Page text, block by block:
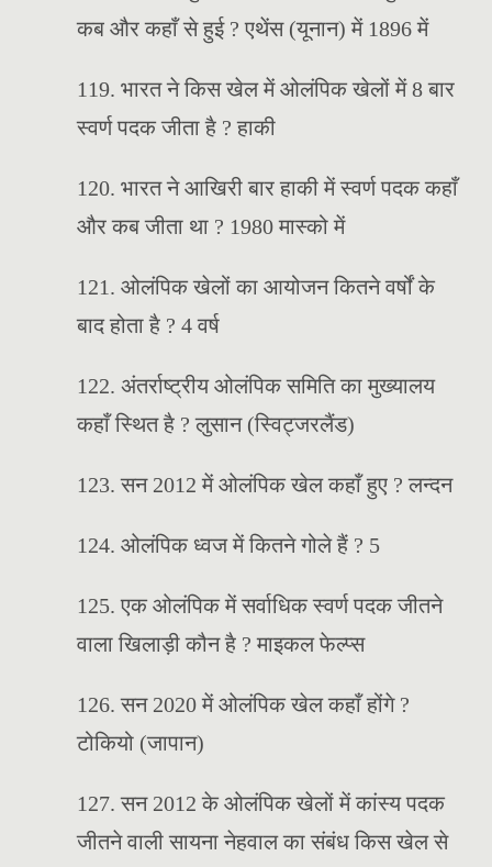
कब और कहाँ से हुई ? एथेंस (यूनान) में 1896 में
119. भारत ने किस खेल में ओलंपिक खेलों में 8 बार
स्वर्ण पदक जीता है ? हाकी
120. भारत ने आखिरी बार हाकी में स्वर्ण पदक कहाँ
और कब जीता था ? 1980 मास्को में
121. ओलंपिक खेलों का आयोजन कितने वर्षों के
बाद होता है ? 4 वर्ष
122. अंतर्राष्ट्रीय ओलंपिक समिति का मुख्यालय
कहाँ स्थित है ? लुसान (स्विट्जरलैंड)
123. सन 2012 में ओलंपिक खेल कहाँ हुए ? लन्दन
124. ओलंपिक ध्वज में कितने गोले हैं ? 5
125. एक ओलंपिक में सर्वाधिक स्वर्ण पदक जीतने
वाला खिलाड़ी कौन है ? माइकल फेल्प्स
126. सन 2020 में ओलंपिक खेल कहाँ होंगे ?
टोकियो (जापान)
127. सन 2012 के ओलंपिक खेलों में कांस्य पदक
जीतने वाली सायना नेहवाल का संबंध किस खेल से